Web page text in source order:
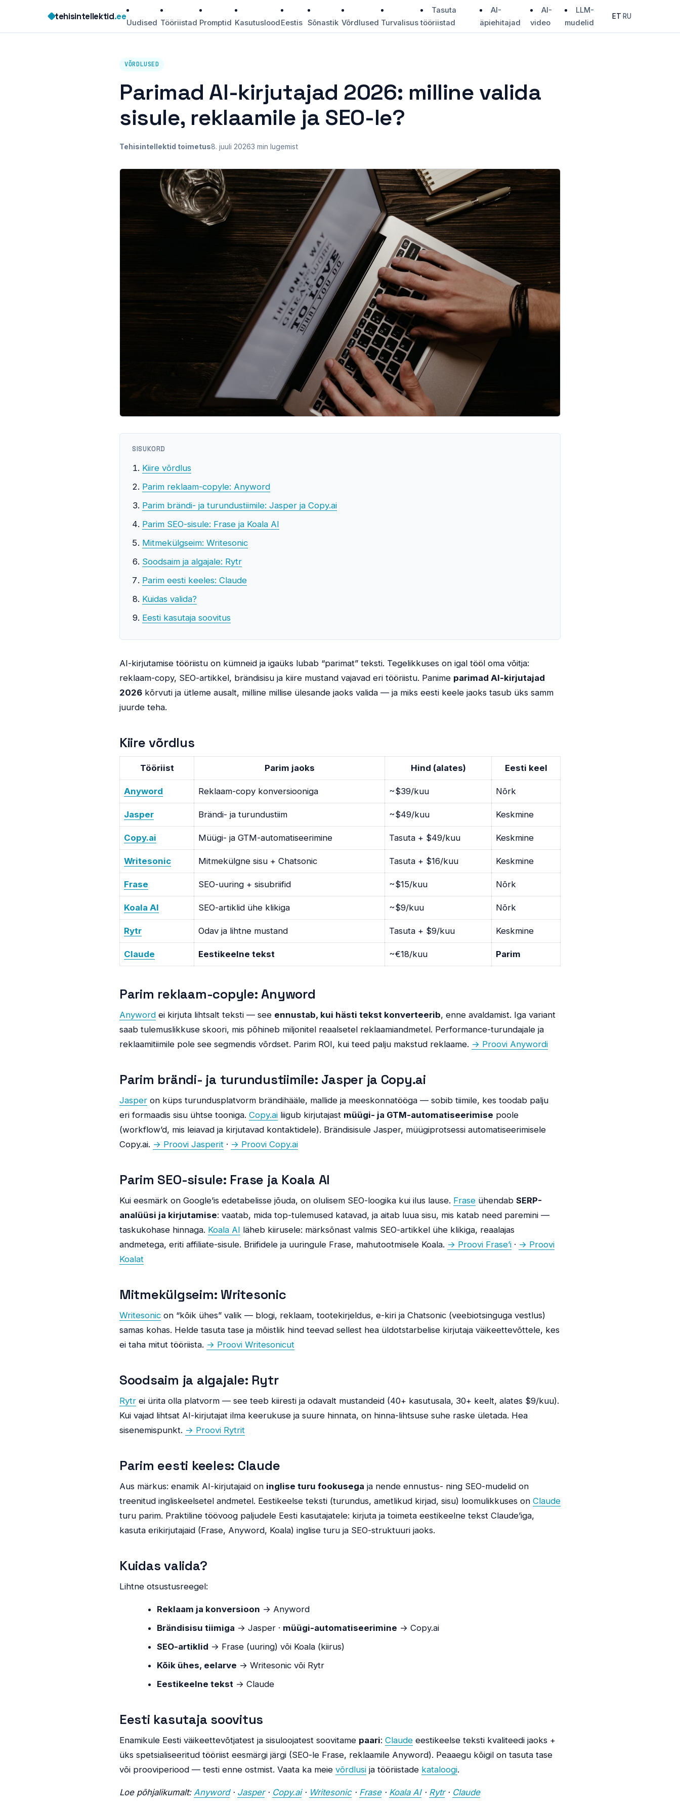
content
tehisintellektid.ee
Uudised Tööriistad Promptid KasutusloodEestis Sõnastik Võrdlused Turvalisus
Tasuta
tööriistad
AI-
äpiehitajad
AI-
video
LLM-
mudelid
ET·RU
VÕRDLUSED
Parimad AI-kirjutajad 2026: milline valida
sisule, reklaamile ja SEO-le?
Tehisintellektid toimetus8. juuli 20263 min lugemist
SISUKORD
Kiire võrdlus
Parim reklaam-copyle: Anyword
Parim brändi- ja turundustiimile: Jasper ja Copy.ai
Parim SEO-sisule: Frase ja Koala AI
Mitmekülgseim: Writesonic
Soodsaim ja algajale: Rytr
Parim eesti keeles: Claude
Kuidas valida?
Eesti kasutaja soovitus
AI-kirjutamise tööriistu on kümneid ja igaüks lubab “parimat” teksti. Tegelikkuses on igal tööl oma võitja:
reklaam-copy, SEO-artikkel, brändisisu ja kiire mustand vajavad eri tööriistu. Panime parimad AI-kirjutajad
2026 kõrvuti ja ütleme ausalt, milline millise ülesande jaoks valida — ja miks eesti keele jaoks tasub üks samm
juurde teha.
Kiire võrdlus
Tööriist Parim jaoks Hind (alates) Eesti keel
Anyword Reklaam-copy konversiooniga ~$39/kuu Nõrk
Jasper Brändi- ja turundustiim ~$49/kuu Keskmine
Copy.ai Müügi- ja GTM-automatiseerimine Tasuta + $49/kuu Keskmine
Writesonic Mitmekülgne sisu + Chatsonic Tasuta + $16/kuu Keskmine
Frase SEO-uuring + sisubriifid ~$15/kuu Nõrk
Koala AI SEO-artiklid ühe klikiga ~$9/kuu Nõrk
Rytr Odav ja lihtne mustand Tasuta + $9/kuu Keskmine
Claude Eestikeelne tekst ~€18/kuu Parim
Parim reklaam-copyle: Anyword
Anyword ei kirjuta lihtsalt teksti — see ennustab, kui hästi tekst konverteerib, enne avaldamist. Iga variant
saab tulemuslikkuse skoori, mis põhineb miljonitel reaalsetel reklaamiandmetel. Performance-turundajale ja
reklaamitiimile pole see segmendis võrdset. Parim ROI, kui teed palju makstud reklaame. → Proovi Anywordi
Parim brändi- ja turundustiimile: Jasper ja Copy.ai
Jasper on küps turundusplatvorm brändihääle, mallide ja meeskonnatööga — sobib tiimile, kes toodab palju
eri formaadis sisu ühtse tooniga. Copy.ai liigub kirjutajast müügi- ja GTM-automatiseerimise poole
(workflow’d, mis leiavad ja kirjutavad kontaktidele). Brändisisule Jasper, müügiprotsessi automatiseerimisele
Copy.ai. → Proovi Jasperit · → Proovi Copy.ai
Parim SEO-sisule: Frase ja Koala AI
Kui eesmärk on Google’is edetabelisse jõuda, on olulisem SEO-loogika kui ilus lause. Frase ühendab SERP-
analüüsi ja kirjutamise: vaatab, mida top-tulemused katavad, ja aitab luua sisu, mis katab need paremini —
taskukohase hinnaga. Koala AI läheb kiirusele: märksõnast valmis SEO-artikkel ühe klikiga, reaalajas
andmetega, eriti affiliate-sisule. Briifidele ja uuringule Frase, mahutootmisele Koala. → Proovi Frase’i · → Proovi
Koalat
Mitmekülgseim: Writesonic
Writesonic on “kõik ühes” valik — blogi, reklaam, tootekirjeldus, e-kiri ja Chatsonic (veebiotsinguga vestlus)
samas kohas. Helde tasuta tase ja mõistlik hind teevad sellest hea üldotstarbelise kirjutaja väikeettevõttele, kes
ei taha mitut tööriista. → Proovi Writesonicut
Soodsaim ja algajale: Rytr
Rytr ei ürita olla platvorm — see teeb kiiresti ja odavalt mustandeid (40+ kasutusala, 30+ keelt, alates $9/kuu).
Kui vajad lihtsat AI-kirjutajat ilma keerukuse ja suure hinnata, on hinna-lihtsuse suhe raske ületada. Hea
sisenemispunkt. → Proovi Rytrit
Parim eesti keeles: Claude
Aus märkus: enamik AI-kirjutajaid on inglise turu fookusega ja nende ennustus- ning SEO-mudelid on
treenitud ingliskeelsetel andmetel. Eestikeelse teksti (turundus, ametlikud kirjad, sisu) loomulikkuses on Claude
turu parim. Praktiline töövoog paljudele Eesti kasutajatele: kirjuta ja toimeta eestikeelne tekst Claude’iga,
kasuta erikirjutajaid (Frase, Anyword, Koala) inglise turu ja SEO-struktuuri jaoks.
Kuidas valida?
Lihtne otsustusreegel:
Reklaam ja konversioon → Anyword
Brändisisu tiimiga → Jasper · müügi-automatiseerimine → Copy.ai
SEO-artiklid → Frase (uuring) või Koala (kiirus)
Kõik ühes, eelarve → Writesonic või Rytr
Eestikeelne tekst → Claude
Eesti kasutaja soovitus
Enamikule Eesti väikeettevõtjatest ja sisuloojatest soovitame paari: Claude eestikeelse teksti kvaliteedi jaoks +
üks spetsialiseeritud tööriist eesmärgi järgi (SEO-le Frase, reklaamile Anyword). Peaaegu kõigil on tasuta tase
või prooviperiood — testi enne ostmist. Vaata ka meie võrdlusi ja tööriistade kataloogi.
Loe põhjalikumalt: Anyword· Jasper· Copy.ai· Writesonic· Frase· Koala AI· Rytr· Claude